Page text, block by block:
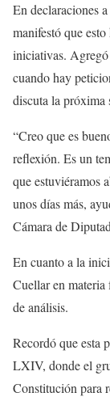
En declaraciones
manifestó que
iniciativas. Agregó
cuando hay
discuta la próxima
“Creo que es
reflexión. Es un
que estuviéramos
unos días más,
Cámara de
En cuanto a la
Cuellar en materia
de análisis.
Recordó que esta
LXIV, donde el
Constitución para